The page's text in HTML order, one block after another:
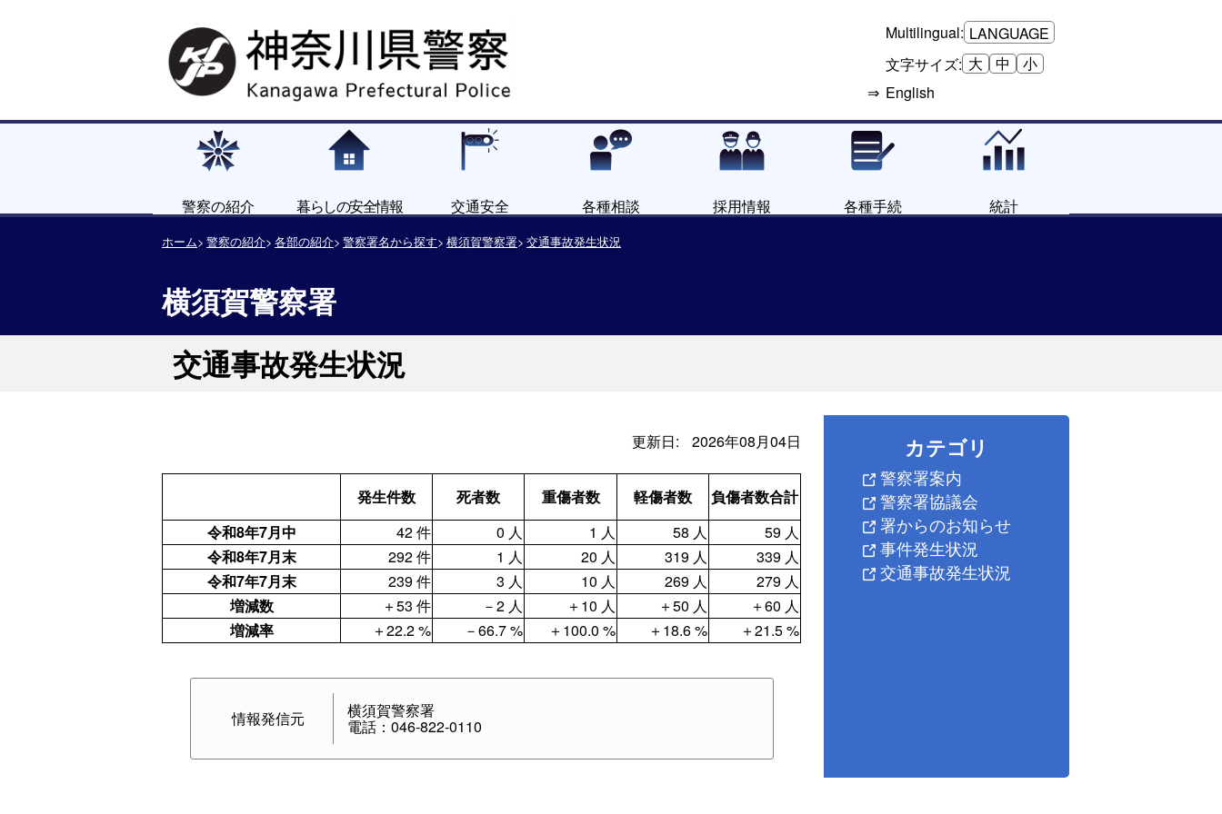
Multilingual: LANGUAGE
文字サイズ: 大 中
小
English
警察の紹介 暮らしの安全情報 交通安全 各種相談 採用情報 各種手続 統計
ホーム 警察の紹介 各部の紹介 警察署名から探す 横須賀警察署 交通事故発生状況
横須賀警察署
交通事故発生状況
更新日: 2026年08月04日
発生件数 死者数 重傷者数 軽傷者数
負傷者数合計
令和8年7月中
42 件 0 人 1 人 58 人
59 人
令和8年7月末
292 件 1 人 20 人 319 人
339 人
令和7年7月末
239 件 3 人 10 人 269 人
279 人
増減数
＋53 件 －2 人 ＋10 人 ＋50 人
＋60 人
増減率
＋22.2 % －66.7 % ＋100.0 % ＋18.6 % ＋21.5 %
情報発信元 横須賀警察署
電話：046-822-0110
カテゴリ
警察署案内
警察署協議会
署からのお知らせ
事件発生状況
交通事故発生状況